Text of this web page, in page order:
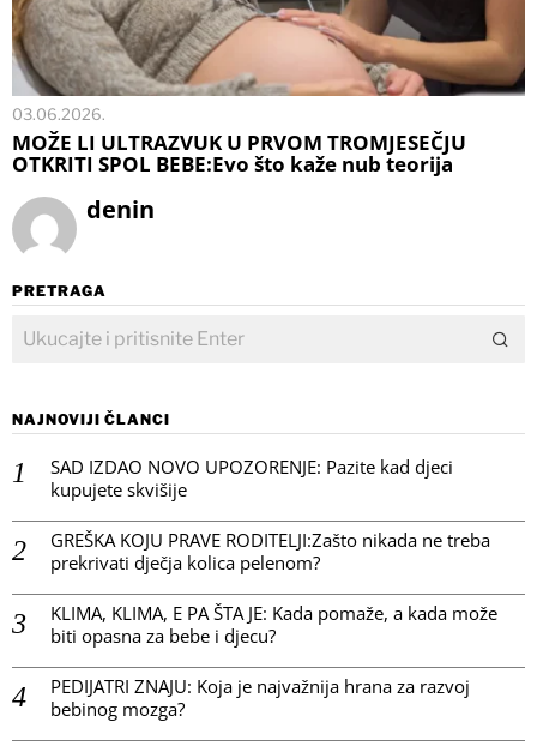
03.06.2026.
MOŽE LI ULTRAZVUK U PRVOM TROMJESEČJU
OTKRITI SPOL BEBE:Evo što kaže nub teorija
denin
PRETRAGA
NAJNOVIJI ČLANCI
SAD IZDAO NOVO UPOZORENJE: Pazite kad djeci
kupujete skvišije
GREŠKA KOJU PRAVE RODITELJI:Zašto nikada ne treba
prekrivati dječja kolica pelenom?
KLIMA, KLIMA, E PA ŠTA JE: Kada pomaže, a kada može
biti opasna za bebe i djecu?
PEDIJATRI ZNAJU: Koja je najvažnija hrana za razvoj
bebinog mozga?